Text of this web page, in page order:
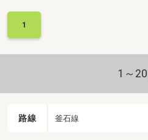
1
1～20
路線 釜石線